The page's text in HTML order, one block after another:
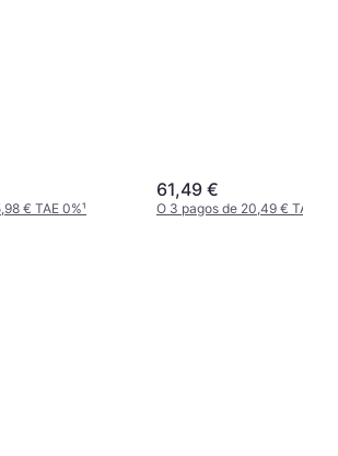
€ TAE 0%¹
61,49 €
O 3 pagos de 20,49 € TAE 0%